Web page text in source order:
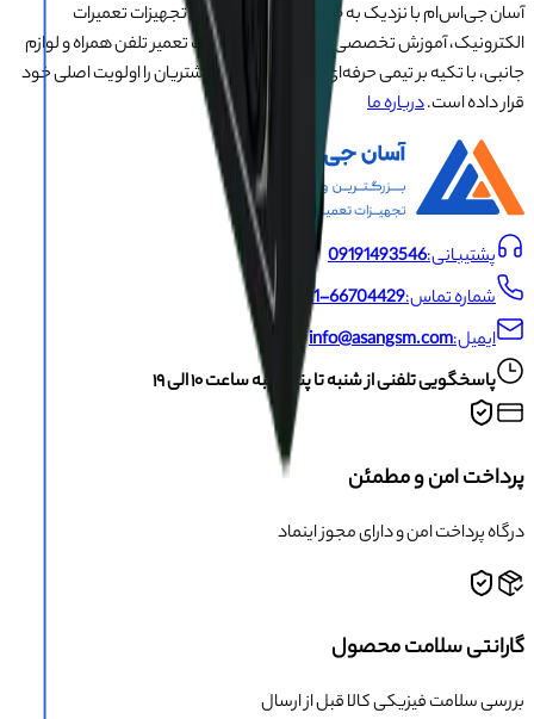
آسان جی‌اس‌ام با نزدیک به ۲۰ سال تجربه در تأمین تجهیزات تعمیرات
الکترونیک، آموزش تخصصی موبایل و ارائه خدمات تعمیر تلفن همراه و لوازم
جانبی، با تکیه بر تیمی حرفه‌ای، رضایت و اعتماد مشتریان را اولویت اصلی خود
قرار داده است.درباره ما
پشتیبانی:09191493546
شماره تماس:021-66704429
ایمیل:info@asangsm.com
پاسخگویی تلفنی از شنبه تا پنجشنبه ساعت ۱۰ الی ۱۹
پرداخت امن و مطمئن
درگاه پرداخت امن و دارای مجوز اینماد
گارانتی سلامت محصول
بررسی سلامت فیزیکی کالا قبل از ارسال